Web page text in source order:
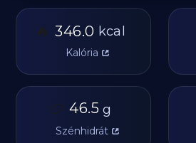
🔥 346.0 kcal
Kalória
🥔 46.5 g
Szénhidrát